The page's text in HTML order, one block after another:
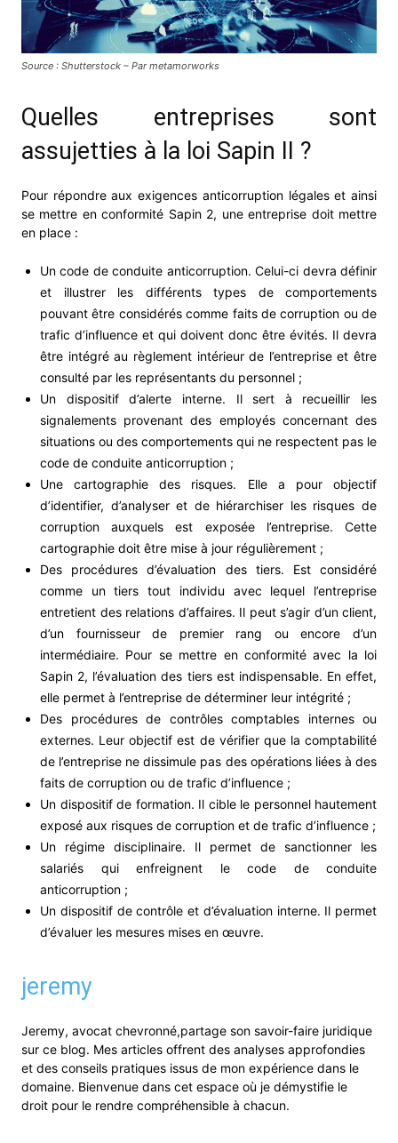
Source : Shutterstock – Par metamorworks
Quelles entreprises sont
assujetties à la loi Sapin II ?
Pour répondre aux exigences anticorruption légales et ainsi
se mettre en conformité Sapin 2, une entreprise doit mettre
en place :
Un code de conduite anticorruption. Celui-ci devra définir
et illustrer les différents types de comportements
pouvant être considérés comme faits de corruption ou de
trafic d’influence et qui doivent donc être évités. Il devra
être intégré au règlement intérieur de l’entreprise et être
consulté par les représentants du personnel ;
Un dispositif d’alerte interne. Il sert à recueillir les
signalements provenant des employés concernant des
situations ou des comportements qui ne respectent pas le
code de conduite anticorruption ;
Une cartographie des risques. Elle a pour objectif
d’identifier, d’analyser et de hiérarchiser les risques de
corruption auxquels est exposée l’entreprise. Cette
cartographie doit être mise à jour régulièrement ;
Des procédures d’évaluation des tiers. Est considéré
comme un tiers tout individu avec lequel l’entreprise
entretient des relations d’affaires. Il peut s’agir d’un client,
d’un fournisseur de premier rang ou encore d’un
intermédiaire. Pour se mettre en conformité avec la loi
Sapin 2, l’évaluation des tiers est indispensable. En effet,
elle permet à l’entreprise de déterminer leur intégrité ;
Des procédures de contrôles comptables internes ou
externes. Leur objectif est de vérifier que la comptabilité
de l’entreprise ne dissimule pas des opérations liées à des
faits de corruption ou de trafic d’influence ;
Un dispositif de formation. Il cible le personnel hautement
exposé aux risques de corruption et de trafic d’influence ;
Un régime disciplinaire. Il permet de sanctionner les
salariés qui enfreignent le code de conduite
anticorruption ;
Un dispositif de contrôle et d’évaluation interne. Il permet
d’évaluer les mesures mises en œuvre.
jeremy
Jeremy, avocat chevronné,partage son savoir-faire juridique
sur ce blog. Mes articles offrent des analyses approfondies
et des conseils pratiques issus de mon expérience dans le
domaine. Bienvenue dans cet espace où je démystifie le
droit pour le rendre compréhensible à chacun.